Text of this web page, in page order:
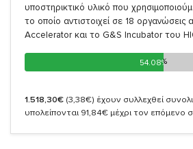
υποστηρικτικό υλικό που
το οποίο αντιστοιχεί σε 18
Accelerator και το G&S Incubator του
54.08%
54.08%
1.518,30€ (3,38€) έχουν συλλεχθεί
υπολείπονται 91,84€ μέχρι τον επόμενο